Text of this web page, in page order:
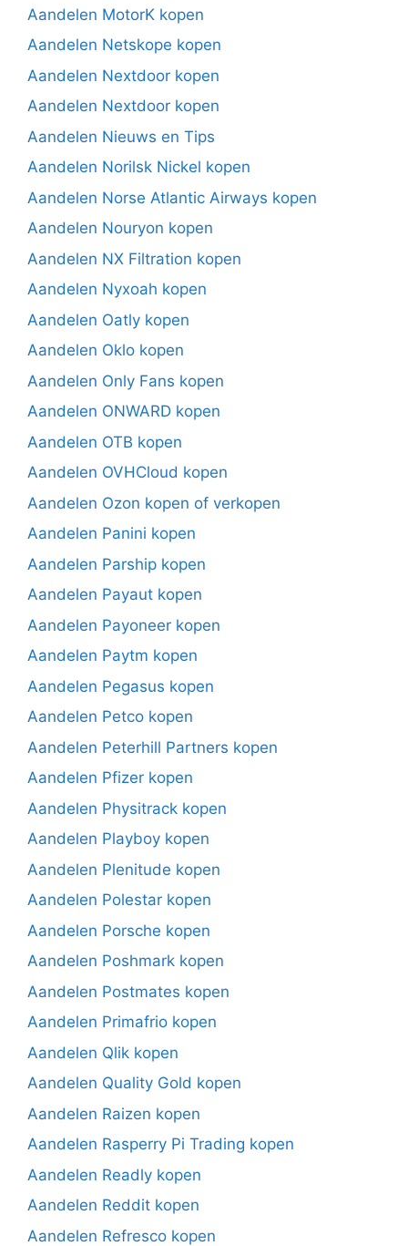
Aandelen MotorK kopen
Aandelen Netskope kopen
Aandelen Nextdoor kopen
Aandelen Nextdoor kopen
Aandelen Nieuws en Tips
Aandelen Norilsk Nickel kopen
Aandelen Norse Atlantic Airways kopen
Aandelen Nouryon kopen
Aandelen NX Filtration kopen
Aandelen Nyxoah kopen
Aandelen Oatly kopen
Aandelen Oklo kopen
Aandelen Only Fans kopen
Aandelen ONWARD kopen
Aandelen OTB kopen
Aandelen OVHCloud kopen
Aandelen Ozon kopen of verkopen
Aandelen Panini kopen
Aandelen Parship kopen
Aandelen Payaut kopen
Aandelen Payoneer kopen
Aandelen Paytm kopen
Aandelen Pegasus kopen
Aandelen Petco kopen
Aandelen Peterhill Partners kopen
Aandelen Pfizer kopen
Aandelen Physitrack kopen
Aandelen Playboy kopen
Aandelen Plenitude kopen
Aandelen Polestar kopen
Aandelen Porsche kopen
Aandelen Poshmark kopen
Aandelen Postmates kopen
Aandelen Primafrio kopen
Aandelen Qlik kopen
Aandelen Quality Gold kopen
Aandelen Raizen kopen
Aandelen Rasperry Pi Trading kopen
Aandelen Readly kopen
Aandelen Reddit kopen
Aandelen Refresco kopen